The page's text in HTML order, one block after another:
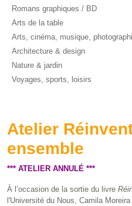
Romans graphiques / BD
Arts de la table
Arts, cinéma, musique,
Architecture & design
Nature & jardin
Voyages, sports, loisirs
Atelier
ensemble
*** ATELIER ANNULÉ ***
À l’occasion de la sortie du livre
l'Université du Nous, Camila